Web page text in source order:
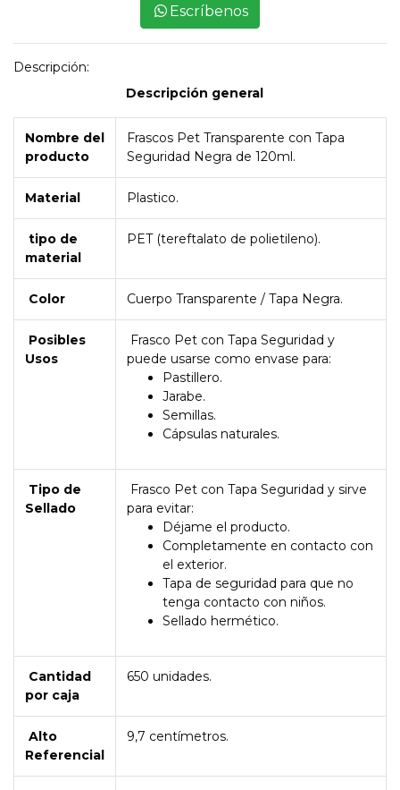
Escríbenos
Descripción:
Descripción general
Nombre del
producto
Frascos Pet Transparente con Tapa
Seguridad Negra de 120ml.
Material Plastico.
tipo de
material
PET (tereftalato de polietileno).
Color Cuerpo Transparente / Tapa Negra.
Posibles
Usos
Frasco Pet con Tapa Seguridad y
puede usarse como envase para:
Pastillero.
Jarabe.
Semillas.
Cápsulas naturales.
Tipo de
Sellado
Frasco Pet con Tapa Seguridad y sirve
para evitar:
Déjame el producto.
Completamente en contacto con
el exterior.
Tapa de seguridad para que no
tenga contacto con niños.
Sellado hermético.
Cantidad
por caja
650 unidades.
Alto
Referencial
9,7 centímetros.